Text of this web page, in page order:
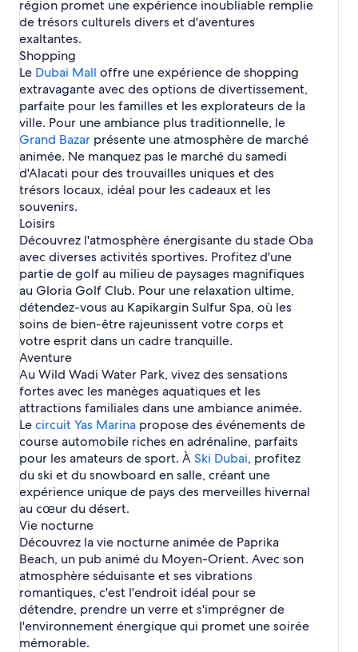
d
l
y
t
i
q
u
e
r
e
d
f
i
t
n
e
s
s
o
m
p
r
i
c
h
e
s
o
u
t
c
o
p
r
s
i
s
:
h
t
e
s
s
H
ô
e
l
s
a
v
e
c
p
a
r
c
a
q
a
t
i
q
u
e
s
H
ô
t
e
l
s
t
o
u
t
c
o
p
r
i
s
t
e
l
s
t
e
lh
ô
t
e
l
s
b
u
l
:
h
t
e
s
e
c
q
e
:
h
ô
t
e
l
s
A
v
i
v
:
h
ô
t
e
l
s
région promet une expérience inoubliable remplie
de trésors culturels divers et d'aventures
exaltantes.
Shopping
Le Dubai Mall offre une expérience de shopping
extravagante avec des options de divertissement,
parfaite pour les familles et les explorateurs de la
ville. Pour une ambiance plus traditionnelle, le
Grand Bazar présente une atmosphère de marché
animée. Ne manquez pas le marché du samedi
d'Alacati pour des trouvailles uniques et des
trésors locaux, idéal pour les cadeaux et les
souvenirs.
Loisirs
Découvrez l'atmosphère énergisante du stade Oba
avec diverses activités sportives. Profitez d'une
partie de golf au milieu de paysages magnifiques
au Gloria Golf Club. Pour une relaxation ultime,
détendez-vous au Kapikargin Sulfur Spa, où les
soins de bien-être rajeunissent votre corps et
votre esprit dans un cadre tranquille.
Aventure
Au Wild Wadi Water Park, vivez des sensations
fortes avec les manèges aquatiques et les
attractions familiales dans une ambiance animée.
Lecircuit Yas Marina propose des événements de
course automobile riches en adrénaline, parfaits
pour les amateurs de sport. ÀSki Dubai, profitez
du ski et du snowboard en salle, créant une
expérience unique de pays des merveilles hivernal
au cœur du désert.
Vie nocturne
Découvrez la vie nocturne animée de Paprika
Beach, un pub animé du Moyen-Orient. Avec son
atmosphère séduisante et ses vibrations
romantiques, c'est l'endroit idéal pour se
détendre, prendre un verre et s'imprégner de
l'environnement énergique qui promet une soirée
mémorable.